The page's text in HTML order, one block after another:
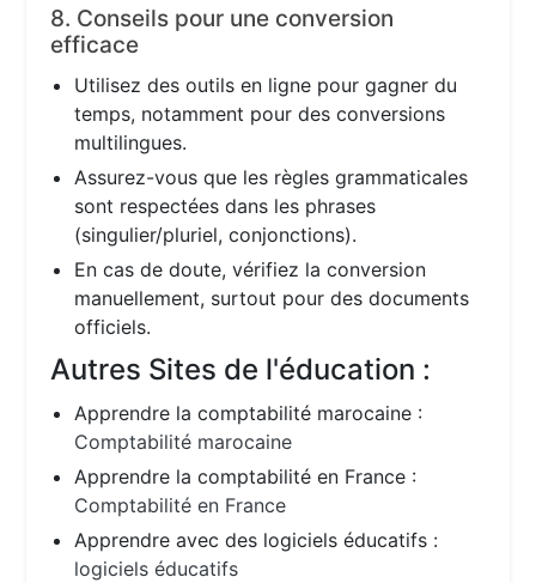
8. Conseils pour une conversion
efficace
Utilisez des outils en ligne pour gagner du
temps, notamment pour des conversions
multilingues.
Assurez-vous que les règles grammaticales
sont respectées dans les phrases
(singulier/pluriel, conjonctions).
En cas de doute, vérifiez la conversion
manuellement, surtout pour des documents
officiels.
Autres Sites de l'éducation :
Apprendre la comptabilité marocaine :
Comptabilité marocaine
Apprendre la comptabilité en France :
Comptabilité en France
Apprendre avec des logiciels éducatifs :
logiciels éducatifs